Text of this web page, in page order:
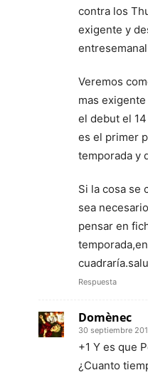
contra los
exigente y
Veremos
mas
el debut el
es el primer
temporada y
Si la cosa se
sea
pensar en
Respuesta
Domènec
30 septiembre
+1 Y es que
¿Cuanto